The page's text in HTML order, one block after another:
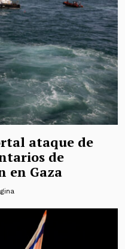
ataque de
de
en Gaza